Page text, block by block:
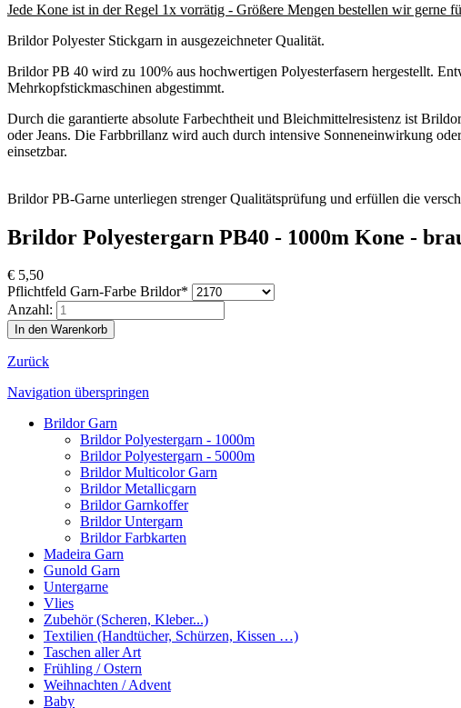
Jede Kone ist in der Regel 1x vorrätig - Größere Mengen bestellen wir gerne
Brildor Polyester Stickgarn in ausgezeichneter Qualität.
Brildor PB 40 wird zu 100% aus hochwertigen Polyesterfasern hergestellt.
Mehrkopfstickmaschinen abgestimmt.
Durch die garantierte absolute Farbechtheit und Bleichmittelresistenz ist
oder Jeans. Die Farbbrillanz wird auch durch intensive Sonneneinwirkung
einsetzbar.
Brildor PB-Garne unterliegen strenger Qualitätsprüfung und erfüllen die
Brildor Polyestergarn PB40 - 1000m Kone -
€ 5,50
Pflichtfeld Garn-Farbe Brildor*
Anzahl:
Zurück
Navigation überspringen
Brildor Garn
Brildor Polyestergarn - 1000m
Brildor Polyestergarn - 5000m
Brildor Multicolor Garn
Brildor Metallicgarn
Brildor Garnkoffer
Brildor Untergarn
Brildor Farbkarten
Madeira Garn
Gunold Garn
Untergarne
Vlies
Zubehör (Scheren, Kleber...)
Textilien (Handtücher, Schürzen, Kissen …)
Taschen aller Art
Frühling / Ostern
Weihnachten / Advent
Baby